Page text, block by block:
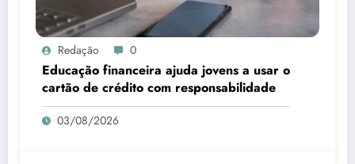
Redação 0
Educação financeira ajuda jovens a usar o
cartão de crédito com responsabilidade
03/08/2026